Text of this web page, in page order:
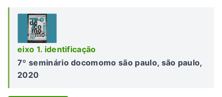
eixo 1. identificação
7º seminário docomomo são paulo, são paulo,
2020